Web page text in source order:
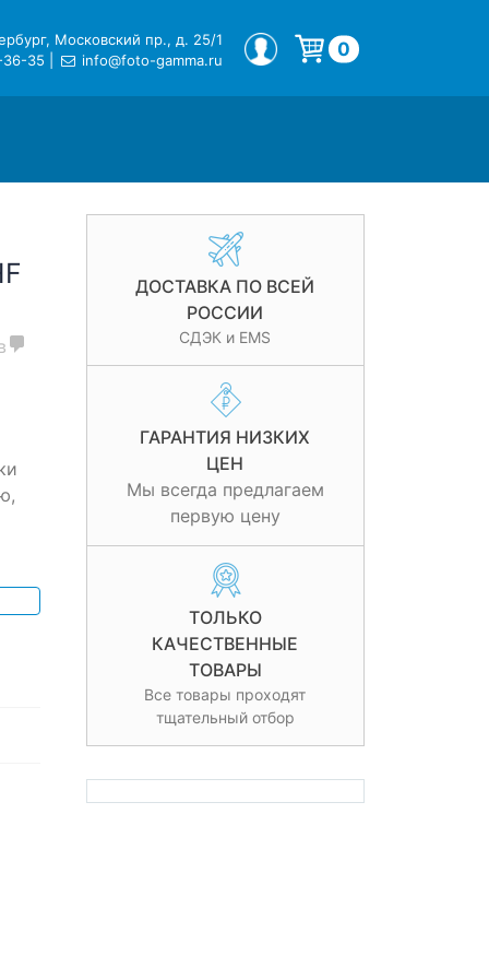
Московский пр., д. 25/1
36-35
info@foto-gamma.ru
МОЙ ПРОФИЛЬ 0
ДОСТАВКА ПО ВСЕЙ
РОССИИ
СДЭК и EMS
ГАРАНТИЯ НИЗКИХ
ЦЕН
Мы всегда предлагаем
первую цену
ТОЛЬКО
КАЧЕСТВЕННЫЕ
ТОВАРЫ
Все товары проходят
тщательный отбор